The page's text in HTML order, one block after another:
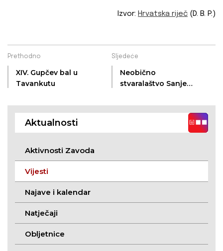
Izvor: Hrvatska riječ (D. B. P.)
Prethodno
XIV. Gupčev bal u
Tavankutu
Sljedeće
Neobično
stvaralaštvo Sanje
Laćarka: zrcala kao
Aktualnosti
Aktivnosti Zavoda
Vijesti
Najave i kalendar
Natječaji
Obljetnice